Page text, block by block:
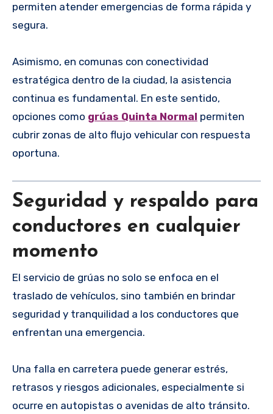
permiten atender emergencias de forma rápida y
segura.
Asimismo, en comunas con conectividad
estratégica dentro de la ciudad, la asistencia
continua es fundamental. En este sentido,
opciones como grúas Quinta Normal permiten
cubrir zonas de alto flujo vehicular con respuesta
oportuna.
Seguridad y respaldo para
conductores en cualquier
momento
El servicio de grúas no solo se enfoca en el
traslado de vehículos, sino también en brindar
seguridad y tranquilidad a los conductores que
enfrentan una emergencia.
Una falla en carretera puede generar estrés,
retrasos y riesgos adicionales, especialmente si
ocurre en autopistas o avenidas de alto tránsito.